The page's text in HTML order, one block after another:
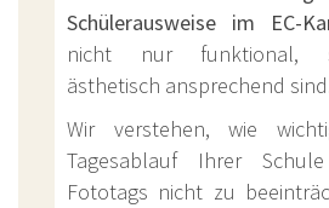
Schülerausweise im EC-
nicht nur funktional,
ästhetisch ansprechend
Wir verstehen, wie
Tagesablauf Ihrer
Fototags nicht zu